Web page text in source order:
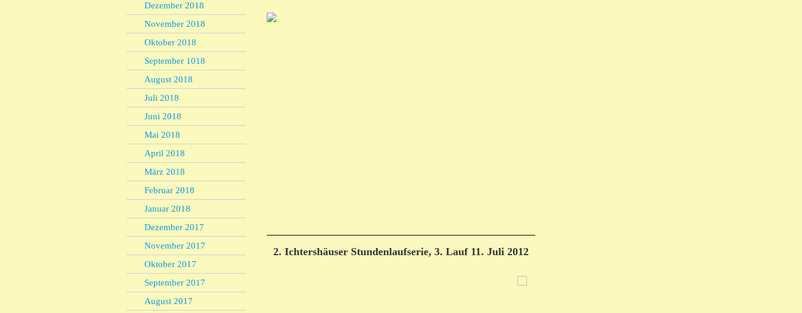
Dezember 2018
November 2018
Oktober 2018
September 1018
August 2018
Juli 2018
Juni 2018
Mai 2018
April 2018
März 2018
Februar 2018
Januar 2018
Dezember 2017
November 2017
Oktober 2017
September 2017
August 2017
2. Ichtershäuser Stundenlaufserie, 3. Lauf 11. Juli 2012